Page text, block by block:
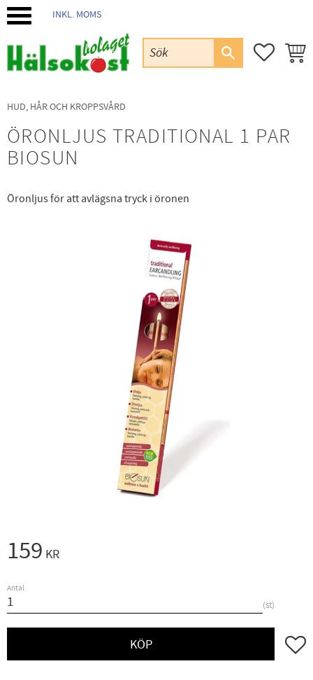
INKL. MOMS
HUD, HÅR OCH KROPPSVÅRD
ÖRONLJUS TRADITIONAL 1 PAR
BIOSUN
Öronljus för att avlägsna tryck i öronen
159 KR
Antal
st
KÖP Lägg